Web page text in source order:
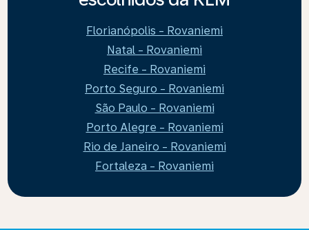
Florianópolis - Rovaniemi
Natal - Rovaniemi
Recife - Rovaniemi
Porto Seguro - Rovaniemi
São Paulo - Rovaniemi
Porto Alegre - Rovaniemi
Rio de Janeiro - Rovaniemi
Fortaleza - Rovaniemi